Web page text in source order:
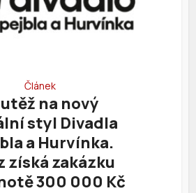
Článek
na nový
styl Divadla
a Hurvínka.
získá zakázku
300 000 Kč